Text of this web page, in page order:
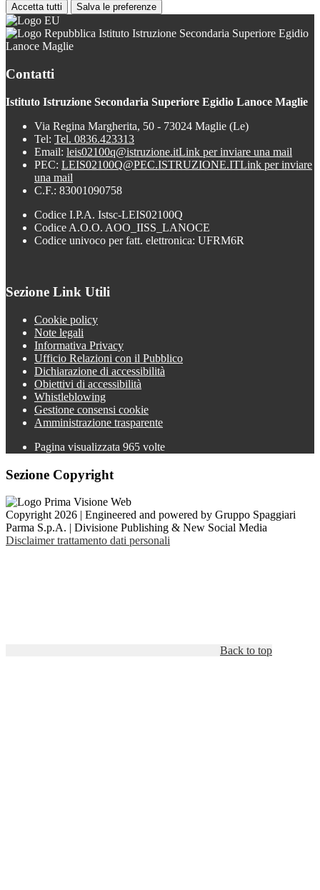
Accetta tutti Salva le preferenze
Istituto Istruzione Secondaria Superiore Egidio
Lanoce Maglie
Contatti
Istituto Istruzione Secondaria Superiore Egidio Lanoce Maglie
Via Regina Margherita, 50 - 73024 Maglie (Le)
Tel: Tel. 0836.423313
Email: leis02100q@istruzione.itLink per inviare una mail
PEC: LEIS02100Q@PEC.ISTRUZIONE.ITLink per inviare
una mail
C.F.: 83001090758
Codice I.P.A. Istsc-LEIS02100Q
Codice A.O.O. AOO_IISS_LANOCE
Codice univoco per fatt. elettronica: UFRM6R
Sezione Link Utili
Cookie policy
Note legali
Informativa Privacy
Ufficio Relazioni con il Pubblico
Dichiarazione di accessibilità
Obiettivi di accessibilità
Whistleblowing
Gestione consensi cookie
Amministrazione trasparente
Pagina visualizzata 965 volte
Sezione Copyright
Copyright 2026 | Engineered and powered by Gruppo Spaggiari
Parma S.p.A. | Divisione Publishing & New Social Media
Disclaimer trattamento dati personali
Back to top